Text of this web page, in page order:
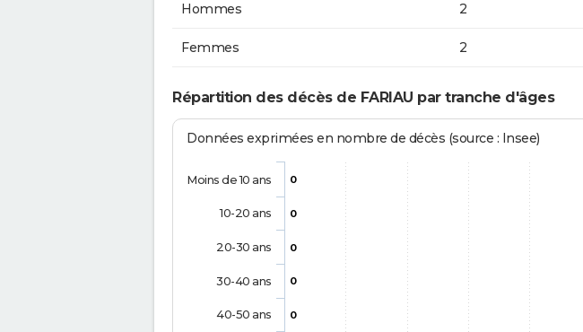
Hommes 2
Femmes 2
Répartition des décès de FARIAU par tranche d'âges
Données exprimées en nombre de décès (source : Insee)
0
0
0
0
0
Moins de 10 ans
10-20 ans
20-30 ans
30-40 ans
40-50 ans